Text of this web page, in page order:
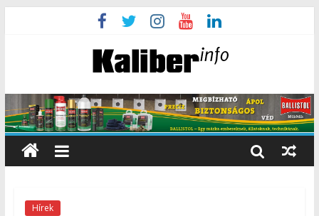
Hírek